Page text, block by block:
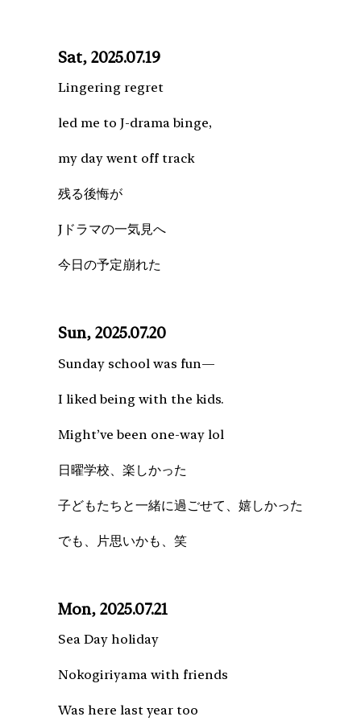
Sat, 2025.07.19
Lingering regret
led me to J-drama binge,
my day went off track
残る後悔が
Jドラマの一気見へ
今日の予定崩れた
Sun, 2025.07.20
Sunday school was fun—
I liked being with the kids.
Might’ve been one-way lol
日曜学校、楽しかった
子どもたちと一緒に過ごせて、嬉しかった
でも、片思いかも、笑
Mon, 2025.07.21
Sea Day holiday
Nokogiriyama with friends
Was here last year too